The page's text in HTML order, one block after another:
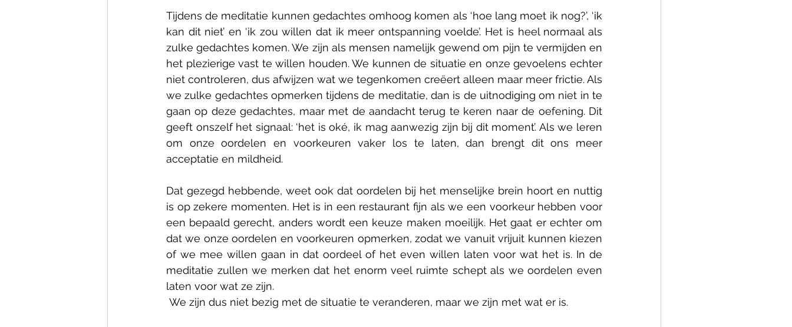
Tijdens de meditatie kunnen gedachtes omhoog komen als ‘hoe lang moet ik nog?’, ‘ik
kan dit niet’ en ‘ik zou willen dat ik meer ontspanning voelde’. Het is heel normaal als
zulke gedachtes komen. We zijn als mensen namelijk gewend om pijn te vermijden en
het plezierige vast te willen houden. We kunnen de situatie en onze gevoelens echter
niet controleren, dus afwijzen wat we tegenkomen creëert alleen maar meer frictie. Als
we zulke gedachtes opmerken tijdens de meditatie, dan is de uitnodiging om niet in te
gaan op deze gedachtes, maar met de aandacht terug te keren naar de oefening. Dit
geeft onszelf het signaal: ‘het is oké, ik mag aanwezig zijn bij dit moment’. Als we leren
om onze oordelen en voorkeuren vaker los te laten, dan brengt dit ons meer
acceptatie en mildheid.
Dat gezegd hebbende, weet ook dat oordelen bij het menselijke brein hoort en nuttig
is op zekere momenten. Het is in een restaurant fijn als we een voorkeur hebben voor
een bepaald gerecht, anders wordt een keuze maken moeilijk. Het gaat er echter om
dat we onze oordelen en voorkeuren opmerken, zodat we vanuit vrijuit kunnen kiezen
of we mee willen gaan in dat oordeel of het even willen laten voor wat het is. In de
meditatie zullen we merken dat het enorm veel ruimte schept als we oordelen even
laten voor wat ze zijn.
We zijn dus niet bezig met de situatie te veranderen, maar we zijn met wat er is.